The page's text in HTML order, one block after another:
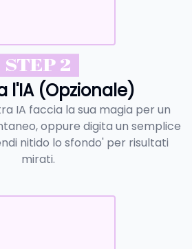
STEP 2
l'IA (Opzionale)
IA faccia la sua magia per un
oppure digita un semplice
nitido lo sfondo' per risultati
mirati.